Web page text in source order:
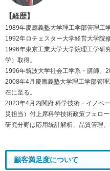
【経歴】
1989年慶應義塾大学理工学部管理工
1992年ロチェスター大学経営大学院
1996年東京工業大学大学院理工学研
学）取得。
1996年筑波大学社会工学系・講師。
2008年4月慶應義塾大学理工学部管
在に至る。
2023年4月内閣府 科学技術・イノベ
災担当）付上席科学技術政策フェロー
研究分野は応用統計解析、品質管理、
顧客満足度について